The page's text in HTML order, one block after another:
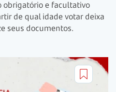
obrigatório e facultativo
de qual idade votar deixa
seus documentos.